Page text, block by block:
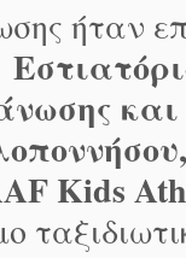
ήταν
και
Kids